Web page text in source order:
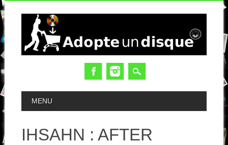
MAIN MENU
MENU
IHSAHN : AFTER